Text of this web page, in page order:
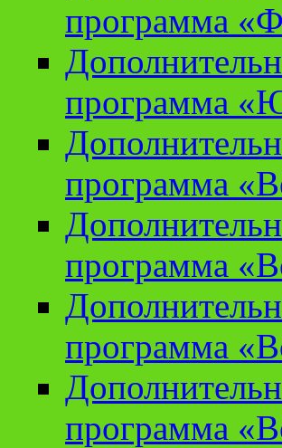
программа
программа
программа
программа
программа
программа